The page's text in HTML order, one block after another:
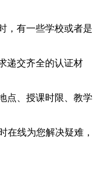
，有一些学校或者是
递交齐全的认证材
点、授课时限、教学
在线为您解决疑难，